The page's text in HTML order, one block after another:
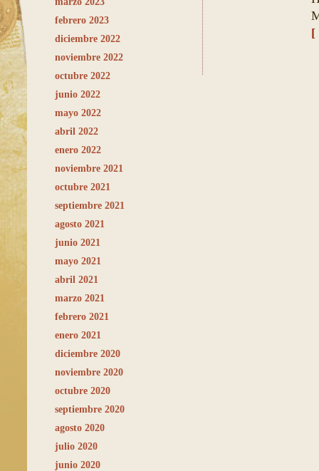
febrero 2023
diciembre 2022
noviembre 2022
octubre 2022
junio 2022
mayo 2022
abril 2022
enero 2022
noviembre 2021
octubre 2021
septiembre 2021
agosto 2021
junio 2021
mayo 2021
abril 2021
marzo 2021
febrero 2021
enero 2021
diciembre 2020
noviembre 2020
octubre 2020
septiembre 2020
agosto 2020
julio 2020
junio 2020
[